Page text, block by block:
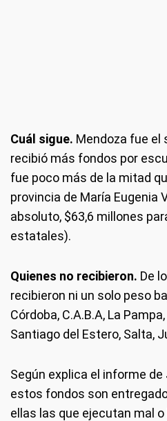
Cuál sigue. Mendoza fue el
recibió más fondos por
fue poco más de la mitad
provincia de María Eugenia
absoluto, $63,6 millones
estatales).
Quienes no recibieron. De
recibieron ni un solo peso
Córdoba, C.A.B.A, La
Santiago del Estero, Salta,
Según explica el informe
estos fondos son
ellas las que ejecutan mal